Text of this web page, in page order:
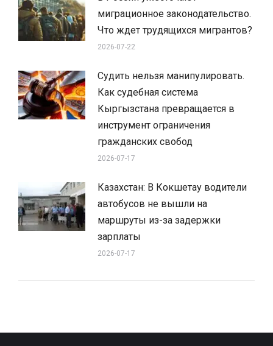
миграционное законодательство.
Что ждет трудящихся мигрантов?
2026-07-22
Судить нельзя манипулировать.
Как судебная система
Кыргызстана превращается в
инструмент ограничения
гражданских свобод
2026-07-17
Казахстан: В Кокшетау водители
автобусов не вышли на
маршруты из-за задержки
зарплаты
2026-07-17